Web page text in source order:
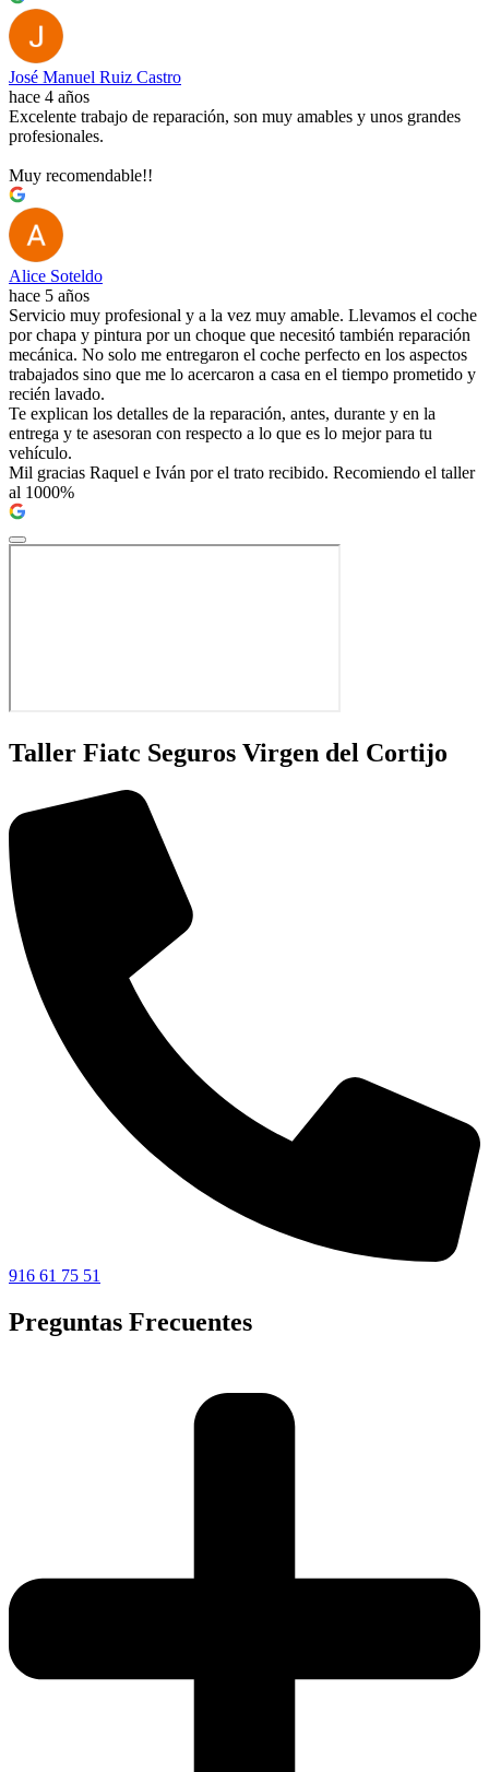
José Manuel Ruiz Castro
hace 4 años
Excelente trabajo de reparación, son muy amables y unos grandes
profesionales.
Muy recomendable!!
Alice Soteldo
hace 5 años
Servicio muy profesional y a la vez muy amable. Llevamos el coche
por chapa y pintura por un choque que necesitó también reparación
mecánica. No solo me entregaron el coche perfecto en los aspectos
trabajados sino que me lo acercaron a casa en el tiempo prometido y
recién lavado.
Te explican los detalles de la reparación, antes, durante y en la
entrega y te asesoran con respecto a lo que es lo mejor para tu
vehículo.
Mil gracias Raquel e Iván por el trato recibido. Recomiendo el taller
al 1000%
Taller Fiatc Seguros Virgen del Cortijo
916 61 75 51
Preguntas Frecuentes